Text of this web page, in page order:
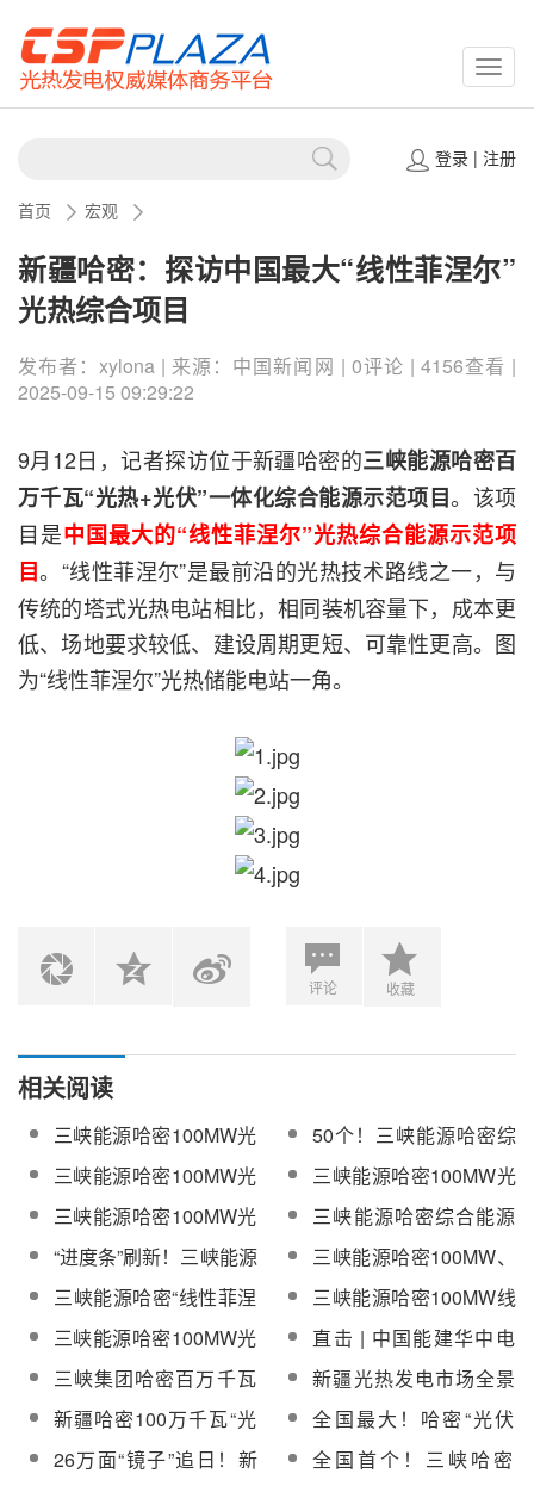
登录| 注册
首页 宏观
新疆哈密：探访中国最大“线性菲涅尔”
光热综合项目
发布者：xylona | 来源：中国新闻网 | 0评论 | 4156查看 |
2025-09-15 09:29:22
9月12日，记者探访位于新疆哈密的三峡能源哈密百
万千瓦“光热+光伏”一体化综合能源示范项目。该项
目是中国最大的“线性菲涅尔”光热综合能源示范项
目。“线性菲涅尔”是最前沿的光热技术路线之一，与
传统的塔式光热电站相比，相同装机容量下，成本更
低、场地要求较低、建设周期更短、可靠性更高。图
为“线性菲涅尔”光热储能电站一角。
评论 收藏
相关阅读
三峡能源哈密100MW光
热项目分散控制系统
DCS(含仿真机)采购中
标结果公示
50个！三峡能源哈密综
合能源示范项目100MW
光热项目阀门采购
三峡能源哈密100MW光
热项目完成重大节点！
三峡能源哈密100MW光
热项目常规岛电伴热采
购
三峡能源哈密100MW光
热项目液态太阳盐中标
结果公告
三峡能源哈密综合能源
示范项目100MW光热项
目保温材料、常规岛电
伴热采购中标公示
“进度条”刷新！三峡能源
哈密100MW光热项目全
面复工
三峡能源哈密100MW、
格尔木100MW两大光热
项目提前完成里程碑节
点
三峡能源哈密“线性菲涅
尔”光热综合能源示范项
目即将化盐
三峡能源哈密100MW线
性菲涅尔式光热发电项
目聚光集热系统顺利完
工
三峡能源哈密100MW光
热项目蒸汽吹管工作顺
利完成
直击 | 中国能建华中电
力试研院攻坚戈壁光热
发电
三峡集团哈密百万千瓦
“光热+光伏”项目实现全
容量并网发电
新疆光热发电市场全景
一览
新疆哈密100万千瓦“光
伏+光热”项目入选2025
全球能源互联网“十大引
全国最大！哈密“光伏
+光热”项目并网满月，
最高负荷6.2万千瓦
26万面“镜子”追日！新
全国首个！三峡哈密